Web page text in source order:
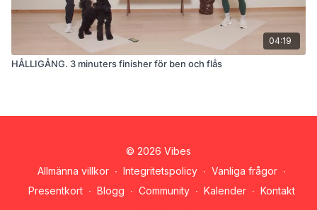
04:19
HÅLLIGÅNG. 3 minuters finisher för ben och flås
© 2026 Vibes
Allmänna villkor ∙ Integritetspolicy ∙ Vanliga frågor ∙
Presentkort ∙ Blogg ∙ Community ∙ Kalender ∙ Kontakt